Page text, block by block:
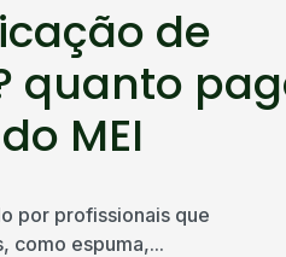
de
quanto
MEI
por profissionais que
como espuma,...